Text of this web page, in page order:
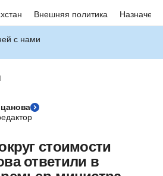
Внешняя политика
с нами
стоимости
ответили в